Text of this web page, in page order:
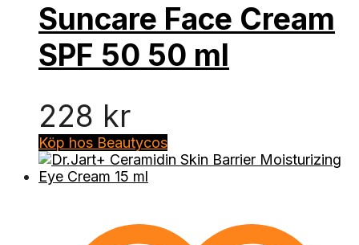
Suncare Face Cream
SPF 50 50 ml
228 kr
Köp hos Beautycos